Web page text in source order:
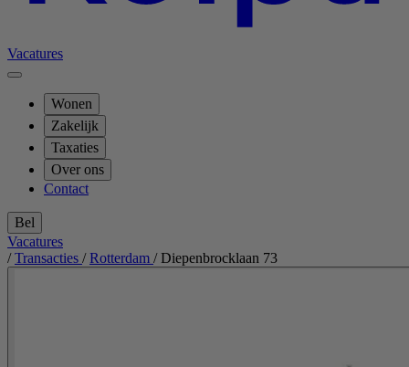
Vacatures
Wonen
Zakelijk
Taxaties
Over ons
Contact
Bel
Vacatures
/ Transacties / Rotterdam / Diepenbrocklaan 73